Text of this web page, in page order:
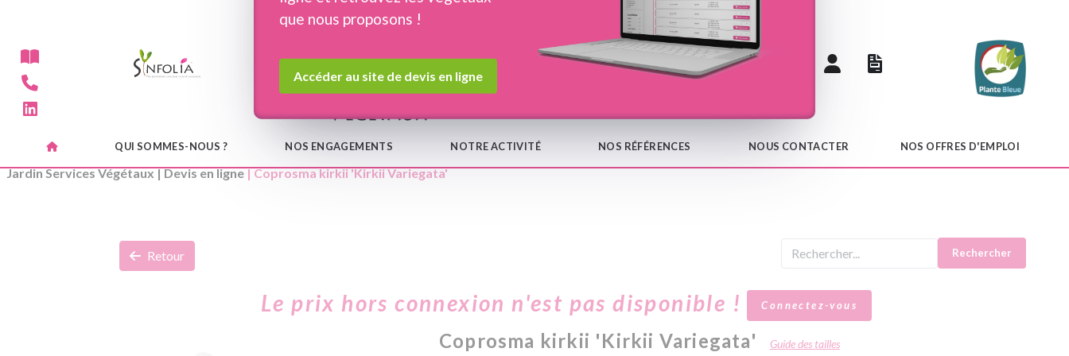
Devis en ligne Notre catalogue
QUI SOMMES-NOUS ? NOS ENGAGEMENTS NOTRE ACTIVITÉ NOS RÉFÉRENCES NOUS CONTACTER NOS OFFRES D'EMPLOI
que nous proposons !
Accéder au site de devis en ligne
Jardin Services Végétaux|Devis en ligne| Coprosma kirkii 'Kirkii Variegata'
Retour Rechercher
Le prix hors connexion n'est pas disponible ! Connectez-vous
Coprosma kirkii 'Kirkii Variegata' Guide des tailles